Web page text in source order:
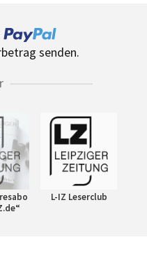
senden.
L-IZ Leserclub